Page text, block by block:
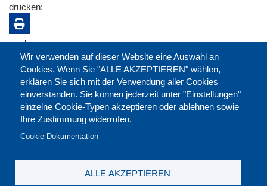
Wir verwenden auf dieser Website eine Auswahl an
Cookies. Wenn Sie "ALLE AKZEPTIEREN" wählen,
erklären Sie sich mit der Verwendung aller Cookies
einverstanden. Sie können jederzeit unter "Einstellungen"
einzelne Cookie-Typen akzeptieren oder ablehnen sowie
Ihre Zustimmung widerrufen.
Cookie-Dokumentation
ALLE AKZEPTIEREN
drucken:
merken: